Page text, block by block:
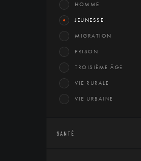
HOMME
JEUNESSE
MIGRATION
PRISON
TROISIÈME ÂGE
VIE RURALE
VIE URBAINE
SANTÉ